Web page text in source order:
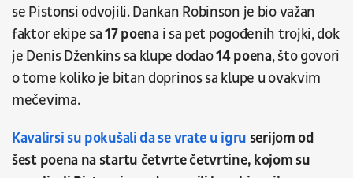
se Pistonsi odvojili. Dankan Robinson je bio važan
faktor ekipe sa17 poenai sa pet pogođenih trojki, dok
je Denis Dženkins sa klupe dodao14 poena, što govori
o tome koliko je bitan doprinos sa klupe u ovakvim
mečevima.
Kavalirsi su pokušali da se vrate u igru serijom od
šest poena na startu četvrte četvrtine, kojom su